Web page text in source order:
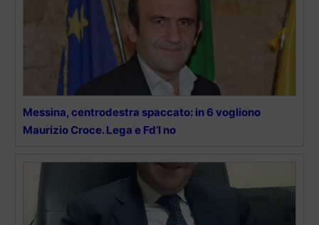
Messina, centrodestra spaccato: in 6 vogliono
Maurizio Croce. Lega e Fd’I no